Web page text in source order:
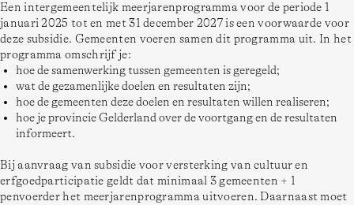
Een intergemeentelijk meerjarenprogramma voor de periode 1
januari 2025 tot en met 31 december 2027 is een voorwaarde voor
deze subsidie. Gemeenten voeren samen dit programma uit. In het
programma omschrijf je:
hoe de samenwerking tussen gemeenten is geregeld;
wat de gezamenlijke doelen en resultaten zijn;
hoe de gemeenten deze doelen en resultaten willen realiseren;
hoe je provincie Gelderland over de voortgang en de resultaten
informeert.
Bij aanvraag van subsidie voor versterking van cultuur en
erfgoedparticipatie geldt dat minimaal 3 gemeenten + 1
penvoerder het meerjarenprogramma uitvoeren. Daarnaast moet